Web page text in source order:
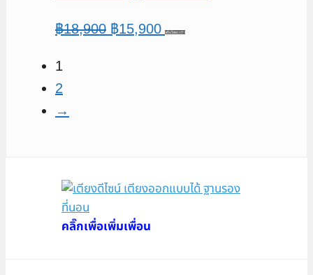
฿18,900 Original
฿15,900Current
หยิบใส่ตะกร้า
1
2
→
คลิ๊กเพื่อเพิ่มเพื่อน